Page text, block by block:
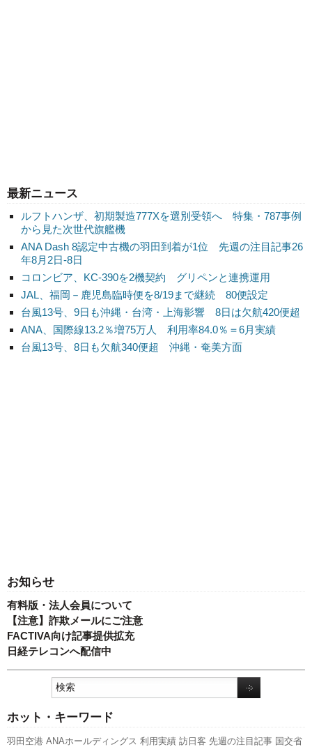
最新ニュース
ルフトハンザ、初期製造777Xを選別受領へ 特集・787事例
から見た次世代旗艦機
ANA Dash 8認定中古機の羽田到着が1位 先週の注目記事26
年8月2日-8日
コロンビア、KC-390を2機契約 グリペンと連携運用
JAL、福岡－鹿児島臨時便を8/19まで継続 80便設定
台風13号、9日も沖縄・台湾・上海影響 8日は欠航420便超
ANA、国際線13.2％増75万人 利用率84.0％＝6月実績
台風13号、8日も欠航340便超 沖縄・奄美方面
お知らせ
有料版・法人会員について
【注意】詐欺メールにご注意
FACTIVA向け記事提供拡充
日経テレコンへ配信中
ホット・キーワード
羽田空港 ANAホールディングス 利用実績 訪日客 先週の注目記事 国交省